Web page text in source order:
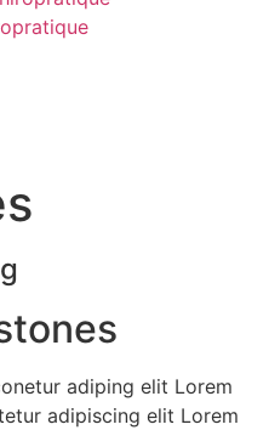
adiping elit Lorem
adipiscing elit Lorem